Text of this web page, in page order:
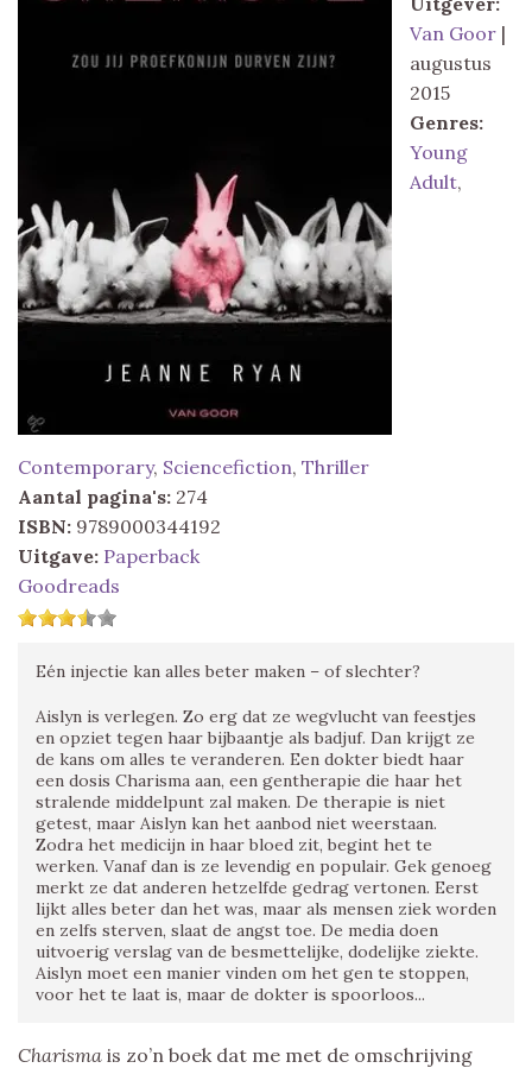
Van Goor |
augustus
2015
Genres:
Young
Adult,
Contemporary, Sciencefiction, Thriller
Aantal pagina's: 274
ISBN: 9789000344192
Uitgave: Paperback
Goodreads
Eén injectie kan alles beter maken – of slechter?
Aislyn is verlegen. Zo erg dat ze wegvlucht van feestjes
en opziet tegen haar bijbaantje als badjuf. Dan krijgt ze
de kans om alles te veranderen. Een dokter biedt haar
een dosis Charisma aan, een gentherapie die haar het
stralende middelpunt zal maken. De therapie is niet
getest, maar Aislyn kan het aanbod niet weerstaan.
Zodra het medicijn in haar bloed zit, begint het te
werken. Vanaf dan is ze levendig en populair. Gek genoeg
merkt ze dat anderen hetzelfde gedrag vertonen. Eerst
lijkt alles beter dan het was, maar als mensen ziek worden
en zelfs sterven, slaat de angst toe. De media doen
uitvoerig verslag van de besmettelijke, dodelijke ziekte.
Aislyn moet een manier vinden om het gen te stoppen,
voor het te laat is, maar de dokter is spoorloos...
Charisma is zo’n boek dat me met de omschrijving